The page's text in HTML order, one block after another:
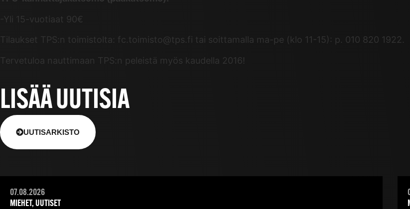
-Yli 15-vuotiaat 90€
Tilaukset TPS:n toimistolta: fc.toimisto@tps.fi tai soittamalla ma-pe (klo 11-15): p. 010 820 1922.
Tervetuloa nauttimaan TPS:n peleistä myös kaudella 2016!
LISÄÄ UUTISIA
UUTISARKISTO
07.08.2026
MIEHET, UUTISET